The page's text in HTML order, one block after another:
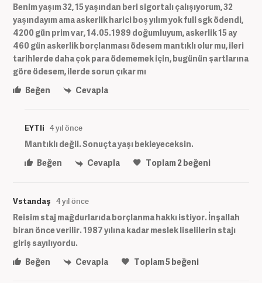
Benim yaşım 32, 15 yaşından beri sigortalı çalışıyorum, 32
yaşındayım ama askerlik harici boş yılım yok full sgk ödendi,
4200 gün prim var, 14.05.1989 doğumluyum, askerlik 15 ay
460 gün askerlik borçlanması ödesem mantıklı olur mu, ileri
tarihlerde daha çok para ödememek için, bugünün şartlarına
göre ödesem, ilerde sorun çıkar mı
Beğen
Cevapla
EYTli 4 yıl önce
Mantıklı değil. Sonuçta yaşı bekleyeceksin.
Beğen
Cevapla Toplam2beğeni
Vstandaş 4 yıl önce
Reisim staj mağdurlarıda borçlanma hakkı istiyor. İnşallah
biran önce verilir. 1987 yılına kadar meslek liselilerin stajı
giriş sayılıyordu.
Beğen
Cevapla Toplam5beğeni